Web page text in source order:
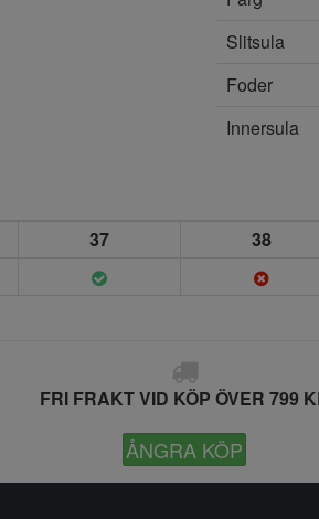
Slitsula
Foder
Innersula
37 38
FRI FRAKT VID KÖP ÖVER 799
ÅNGRA KÖP